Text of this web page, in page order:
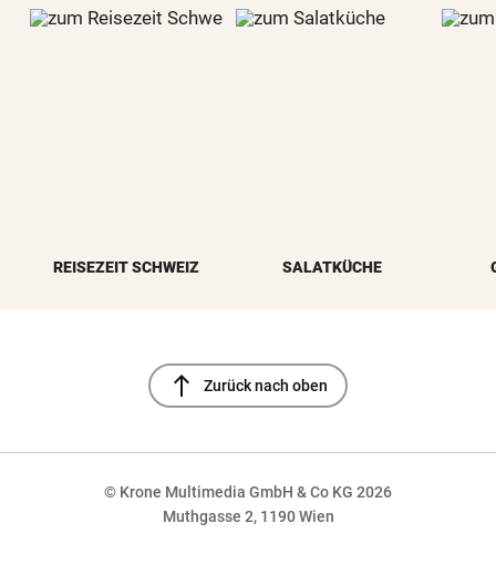
REISEZEIT SCHWEIZ SALATKÜCHE
north Zurück nach oben
© Krone Multimedia GmbH & Co KG 2026
Muthgasse 2, 1190 Wien